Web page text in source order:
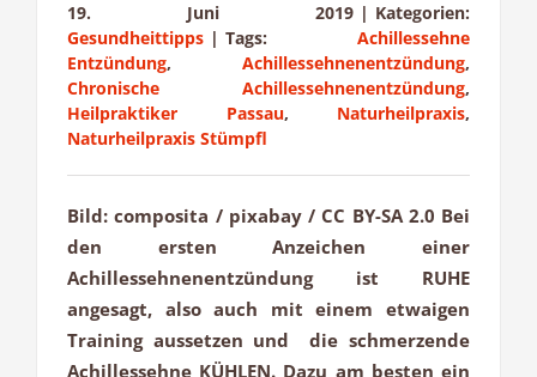
19. Juni 2019 | Kategorien:
Gesundheittipps | Tags: Achillessehne
Entzündung, Achillessehnenentzündung,
Chronische Achillessehnenentzündung,
Heilpraktiker Passau, Naturheilpraxis,
Naturheilpraxis Stümpfl
Bild: composita / pixabay / CC BY-SA 2.0 Bei
den ersten Anzeichen einer
Achillessehnenentzündung ist RUHE
angesagt, also auch mit einem etwaigen
Training aussetzen und die schmerzende
Achillessehne KÜHLEN. Dazu am besten ein